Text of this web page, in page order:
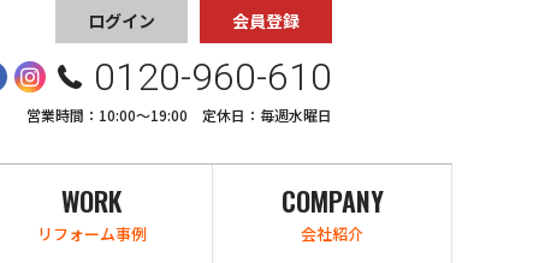
ログイン 会員登録
0120-960-610
営業時間：10:00〜19:00 定休日：毎週水曜日
WORK
リフォーム事例
COMPANY
会社紹介